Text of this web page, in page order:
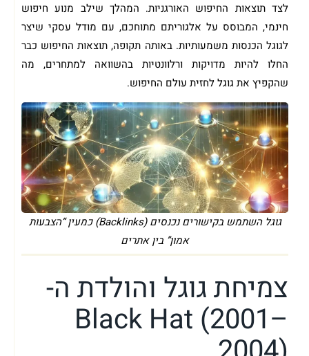
לצד תוצאות החיפוש האורגניות. המהלך שילב מנוע חיפוש
חינמי, המבוסס על אלגוריתם מתוחכם, עם מודל עסקי שיצר
לגוגל הכנסות משמעותיות. באותה תקופה, תוצאות החיפוש כבר
החלו להיות מדויקות ורלוונטיות בהשוואה למתחרים, מה
שהקפיץ את גוגל לחזית עולם החיפוש.
גוגל השתמש בקישורים נכנסים (Backlinks) כמעין “הצבעות
אמון” בין אתרים
צמיחת גוגל והולדת ה-
Black Hat (2001–